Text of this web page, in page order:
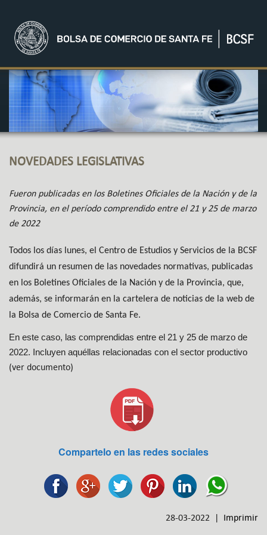
NOVEDADES LEGISLATIVAS
Fueron publicadas en los Boletines Oficiales de la Nación y de la
Provincia, en el período comprendido entre el 21 y 25 de marzo
de 2022
Todos los días lunes, el Centro de Estudios y Servicios de la BCSF
difundirá un resumen de las novedades normativas, publicadas
en los Boletines Oficiales de la Nación y de la Provincia, que,
además, se informarán en la cartelera de noticias de la web de
la Bolsa de Comercio de Santa Fe.
En este caso, las comprendidas entre el 21 y 25 de marzo de
2022. Incluyen aquéllas relacionadas con el sector productivo
(ver documento)
Compartelo en las redes sociales
28-03-2022 | Imprimir